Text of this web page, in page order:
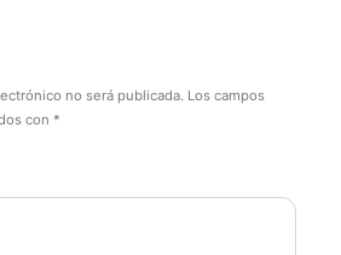
no será publicada. Los campos
con *